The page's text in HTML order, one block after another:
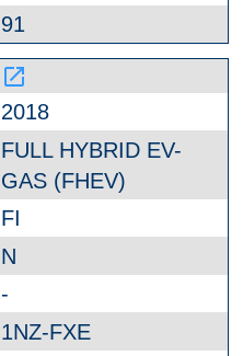
91
launch
2018
FULL HYBRID EV-
GAS (FHEV)
FI
N
-
1NZ-FXE